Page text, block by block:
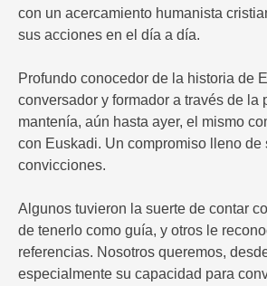
con un acercamiento humanista
sus acciones en el día a día.
Profundo conocedor de la historia de
conversador y formador a través de la
mantenía, aún hasta ayer, el mismo
con Euskadi. Un compromiso lleno de
convicciones.
Algunos tuvieron la suerte de contar
de tenerlo como guía, y otros le
referencias. Nosotros queremos,
especialmente su capacidad para